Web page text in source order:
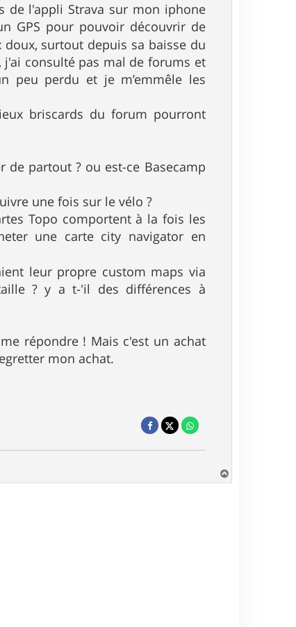
de l'appli Strava sur mon iphone
GPS pour pouvoir découvrir de
surtout depuis sa baisse du
consulté pas mal de forums et
peu perdu et je m’emmêle les
briscards du forum pourront
partout ? ou est-ce Basecamp
une fois sur le vélo ?
Topo comportent à la fois les
une carte city navigator en
leur propre custom maps via
? y a t-'il des différences à
répondre ! Mais c'est un achat
mon achat.
a